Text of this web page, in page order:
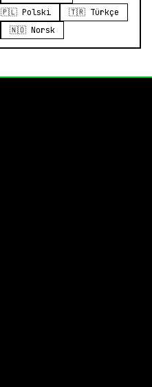
🇵🇱 Polski
🇹🇷 Türkçe
🇳🇴 Norsk